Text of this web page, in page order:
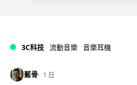
3C科技 流動音樂 音樂耳機
藍骨 1 日